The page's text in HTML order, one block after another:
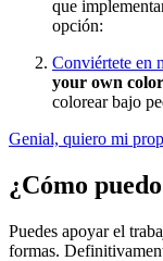
que
opción:
Conviértete en
your own
colorear bajo
Genial, quiero mi
¿Cómo
Puedes apoyar el
formas.